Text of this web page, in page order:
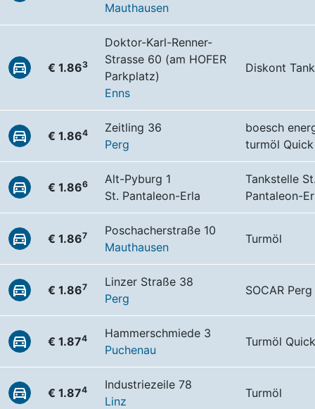
Mauthausen
€ 1.863
Doktor-Karl-Renner-
Strasse 60 (am HOFER
Parkplatz)
Enns
Diskont
€ 1.864
Zeitling 36
Perg
boesch
turmöl Quick
€ 1.866
Alt-Pyburg 1
St. Pantaleon-Erla
Tankstelle
Pantaleon-
€ 1.867
Poschacherstraße 10
Mauthausen
Turmöl
€ 1.867
Linzer Straße 38
Perg
SOCAR Perg
€ 1.874
Hammerschmiede 3
Puchenau
Turmöl Quick
€ 1.874
Industriezeile 78
Linz
Turmöl